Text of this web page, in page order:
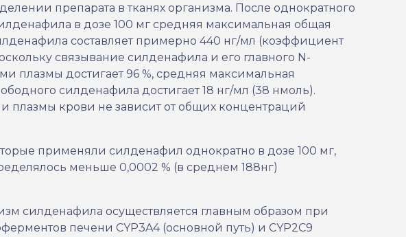
препарата в тканях организма. После однократного
в дозе 100 мг средняя максимальная общая
составляет примерно 440 нг/мл (коэффициент
связывание силденафила и его главного N-
плазмы достигает 96 %, средняя максимальная
силденафила достигает 18 нг/мл (38 нмоль).
плазмы крови не зависит от общих концентраций
применяли силденафил однократно в дозе 100 мг,
меньше 0,0002 % (в среднем 188нг)
силденафила осуществляется главным образом при
печени CYP3A4 (основной путь) и CYP2C9